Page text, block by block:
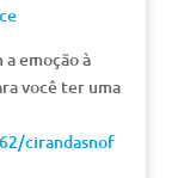
emoção à
você ter uma
cirandasnof